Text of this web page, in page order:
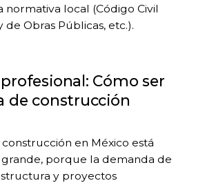
normativa local (Código Civil
de Obras Públicas, etc.).
Cómo ser
de construcción
en México está
porque la demanda de
y proyectos